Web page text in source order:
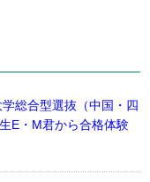
学総合型選抜（中国・四
E・M君から合格体験